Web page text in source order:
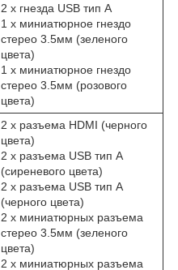
2 x гнезда USB тип А
1 x миниатюрное гнездо
стерео 3.5мм (зеленого
цвета)
1 x миниатюрное гнездо
стерео 3.5мм (розового
цвета)
2 x разъема HDMI (черного
цвета)
2 x разъема USB тип А
(сиреневого цвета)
2 x разъема USB тип А
(черного цвета)
2 x миниатюрных разъема
стерео 3.5мм (зеленого
цвета)
2 x миниатюрных разъема